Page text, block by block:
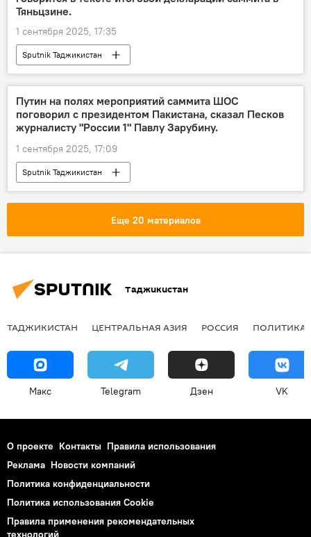
Тяньцзине.
1 сентября 2025, 17:35
Sputnik Таджикистан
Путин на полях мероприятий саммита ШОС
поговорил с президентом Пакистана, сказал Песков
журналисту "России 1" Павлу Зарубину.
1 сентября 2025, 17:09
Sputnik Таджикистан
Еще 20 материалов
Таджикистан
ТАДЖИКИСТАН ЦЕНТРАЛЬНАЯ АЗИЯ РОССИЯ ПОЛИТИКА
Макс Telegram Дзен VK
О проекте Контакты Правила использования
Реклама Новости компаний
Политика конфиденциальности
Политика использования Cookie
Правила применения рекомендательных
технологий